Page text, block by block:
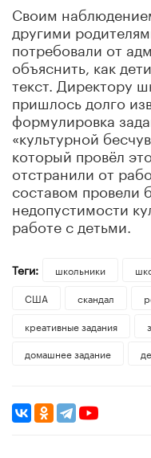
Своим
другими
потребовали от
объяснить, как
текст. Директору
пришлось долго
формулировка
«культурной
который провёл
отстранили от
составом провели
недопустимости
работе с детьми.
Теги: школьники
США
скандал
креативные задания
домашнее задание